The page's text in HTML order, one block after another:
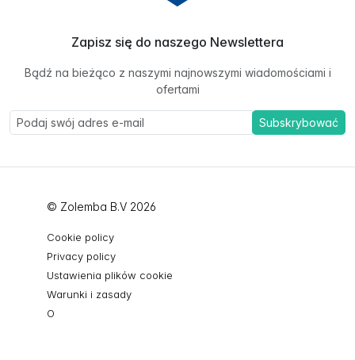
Zapisz się do naszego Newslettera
Bądź na bieżąco z naszymi najnowszymi wiadomościami i
ofertami
Subskrybować
© Zolemba B.V 2026
Cookie policy
Privacy policy
Ustawienia plików cookie
Warunki i zasady
O